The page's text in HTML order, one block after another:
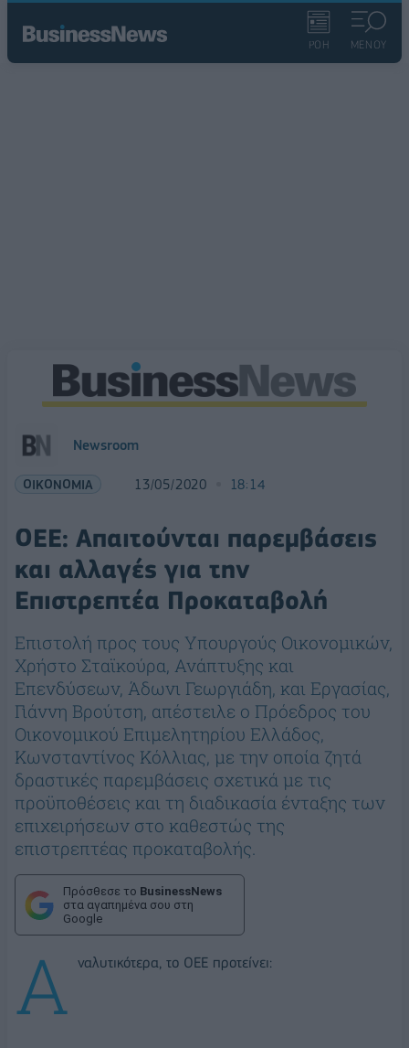
ΡΟΗ ΜΕΝΟΥ
Newsroom
ΟΙΚΟΝΟΜΙΑ 13/05/2020 18:14
ΟΕΕ: Απαιτούνται παρεμβάσεις
και αλλαγές για την
Επιστρεπτέα Προκαταβολή
Επιστολή προς τους Υπουργούς Οικονομικών,
Χρήστο Σταϊκούρα, Ανάπτυξης και
Επενδύσεων, Άδωνι Γεωργιάδη, και Εργασίας,
Γιάννη Βρούτση, απέστειλε ο Πρόεδρος του
Οικονομικού Επιμελητηρίου Ελλάδος,
Κωνσταντίνος Κόλλιας, με την οποία ζητά
δραστικές παρεμβάσεις σχετικά με τις
προϋποθέσεις και τη διαδικασία ένταξης των
επιχειρήσεων στο καθεστώς της
επιστρεπτέας προκαταβολής.
Πρόσθεσε το BusinessNews
στα αγαπημένα σου στη
Google
Α ναλυτικότερα, το ΟΕΕ προτείνει: